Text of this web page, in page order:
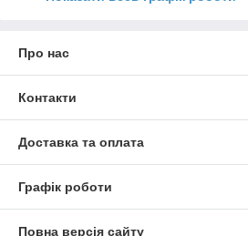
Про нас
Контакти
Доставка та оплата
Графік роботи
Повна версія сайту